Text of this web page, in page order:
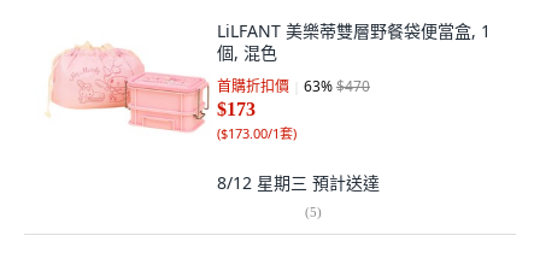
LiLFANT 美樂蒂雙層野餐袋便當盒, 1
個, 混色
首購折扣價 63%$470
$173
($173.00/1套)
8/12 星期三 預計送達
(5)